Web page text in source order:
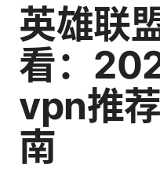
英雄联
看：
vpn推
南